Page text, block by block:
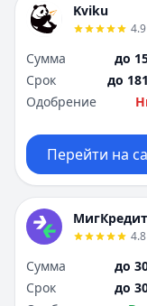
Kviku
4.9
Сумма
до
Срок
до
Одобрение
Перейти на
МигКредит
4.8
Сумма
до
Срок
до